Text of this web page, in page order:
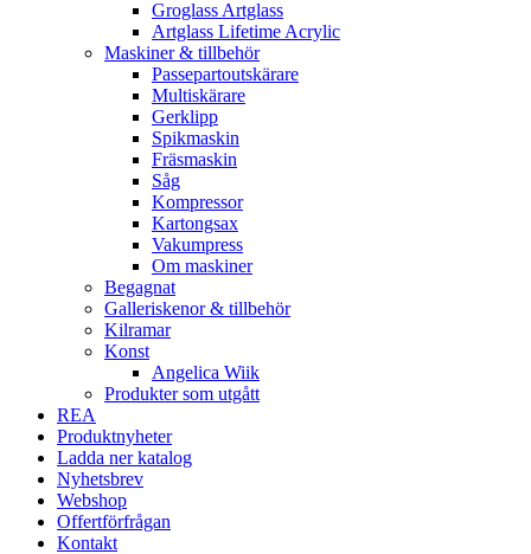
Groglass Artglass
Artglass Lifetime Acrylic
Maskiner & tillbehör
Passepartoutskärare
Multiskärare
Gerklipp
Spikmaskin
Fräsmaskin
Såg
Kompressor
Kartongsax
Vakumpress
Om maskiner
Begagnat
Galleriskenor & tillbehör
Kilramar
Konst
Angelica Wiik
Produkter som utgått
REA
Produktnyheter
Ladda ner katalog
Nyhetsbrev
Webshop
Offertförfrågan
Kontakt